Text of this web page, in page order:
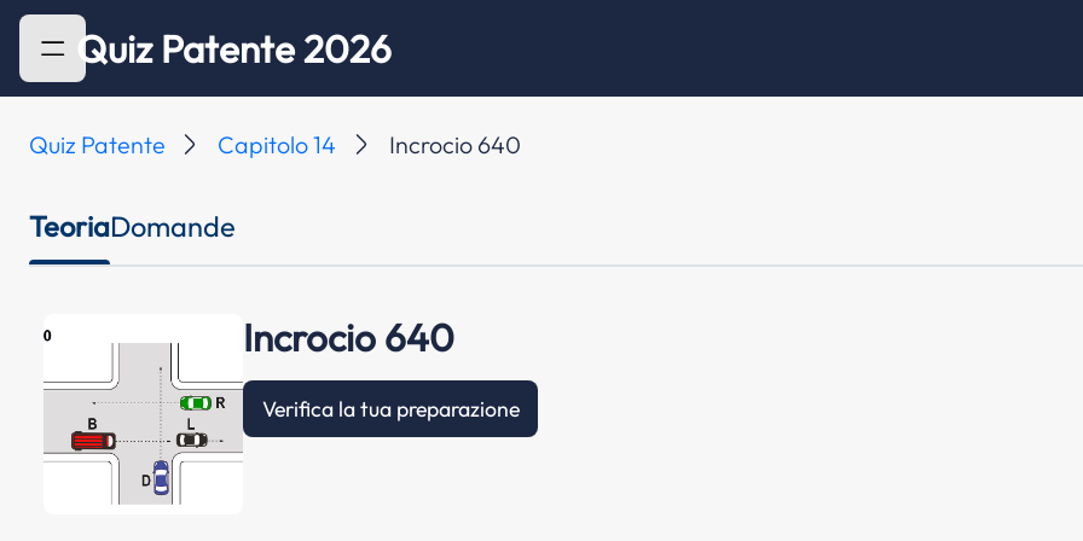
Quiz Patente 2026
Quiz Patente Capitolo 14 Incrocio 640
TeoriaDomande
Incrocio 640
Verifica la tua preparazione